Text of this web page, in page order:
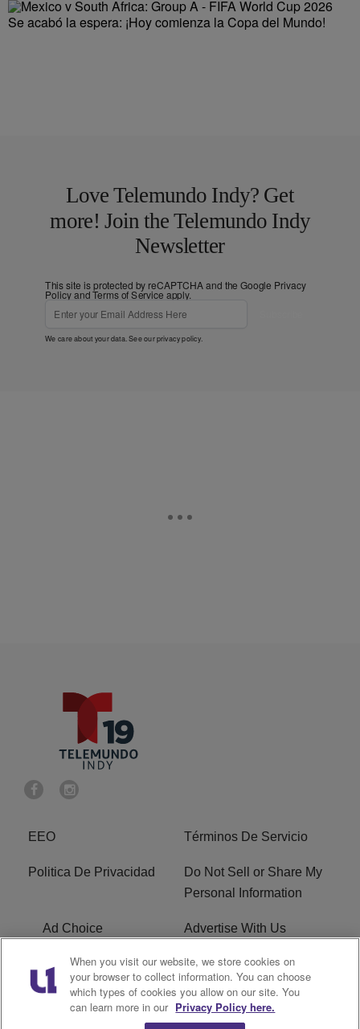
Se acabó la espera: ¡Hoy comienza la Copa del Mundo!
Love Telemundo Indy? Get
more! Join the Telemundo Indy
Newsletter
This site is protected by reCAPTCHA and the Google Privacy
PolicyandTerms of Service apply.
We care about your data. See ourprivacy policy.
EEO Términos De Servicio
Politica De Privacidad
Do Not Sell or Share My
Personal Information
Ad Choice Advertise With Us
Terms of Service R1 Digital
Closed Captioning
When you visit our website, we store cookies on
your browser to collect information. You can choose
which types of cookies you allow on our site. You
can learn more in our Privacy Policy here.